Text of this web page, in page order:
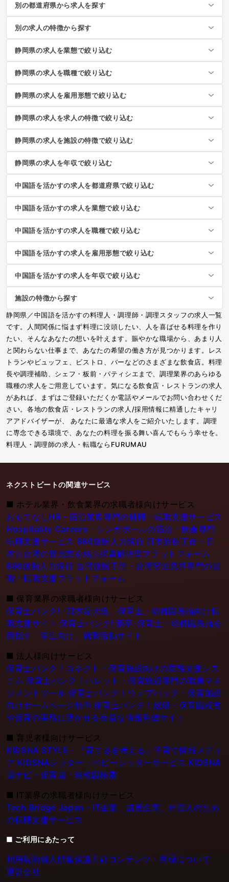
別の都道府県から求人を探す
別の求人の特徴から探す
静岡県の求人を業態で絞り込む
静岡県の求人を職種で絞り込む
静岡県の求人を雇用形態で絞り込む
静岡県の求人を求人の特徴で絞り込む
静岡県の求人を施設の特徴で絞り込む
静岡県の求人を年収で絞り込む
中国語を活かすの求人を都道府県で絞り込む
中国語を活かすの求人を業態で絞り込む
中国語を活かすの求人を職種で絞り込む
中国語を活かすの求人を雇用形態で絞り込む
中国語を活かすの求人を年収で絞り込む
施設の特徴から探す
静岡県／中国語を活かすの料理人・調理師・調理スタッフの求人一覧
です。人間関係に悩まず料理に没頭したい、人を喜ばせる料理を作り
たい、そんなあなたの想いを叶えます。賑やかな職場から、あまり人
と関わらない仕事まで、あなたの希望の働き方が見つかります。レス
トランやビュッフェ、ビストロ、バーなどのさまざまな飲食店。料理
長や調理補助、シェフ・板前・パティシエまで、調理業界のあらゆる
職種の求人をご用意しています。気になる飲食店・レストランの求人
があれば、まずはご登録いただくか電話やメールでお問い合わせくだ
さい。各地の飲食店・レストランの求人/採用情報に精通したキャリ
アアドバイザーが、 あなたに最適な求人をご紹介いたします。調理
に専念できる環境で、あなたの料理を振る舞い喜んでもらう幸せを。
料理人・調理師の求人・転職ならFURUMAU
ネクストビートの関連サービス
■ ホテル業界・飲食業界の求職者様向けサービス
おもてなしHR - 宿泊業界専門の就職・転職支援サービス
Hospitality Careers - シンガポールの宿泊・飲食専門
転職支援サービス 886旅館人力銀行 日本旅館工作 - 日
本と台湾の観光業を結ぶ課題解決型プラットフォーム
886旅館人力銀行 台湾旅館工作 - 台湾宿泊業界専門の就
職・転職支援プラットフォーム
■ 保育業界の求職者様向けサービス
保育士バンク! -日本最大級。保育士・幼稚園教論向け転
職支援サイト 保育士バンク! 新卒-保育士・幼稚園教論を
目指す「学生向け」就職活動サイト
■ 法人様向けサービス
保育士バンク！コネクト - 保育施設向けの業務支援シス
テム 保育士バンク！パレット - 保育施設専門の職員マネ
ジメントツール 保育士バンク！ウェブパック - 保育施設
向けホームページ制作 保育士バンク！総研 - 保育園経営
や保育の実務に活かせる有益な情報発信サイト
■ 育児者様向けサービス
KIDSNA STYLE - 「育てるを考える」子育て情報メディ
ア KIDSNAシッター - ベビーシッターサービス KIDSNA
園ナビ - 保育園・幼稚園検索
■ IT業界の求職者様向けサービス
Tech Bridge Japan - IT企業、成長企業、外国人のため
の転職支援サービス
■ ご利用にあたって
利用規約個人情報保護方針コンテンツ・商標について
運営会社